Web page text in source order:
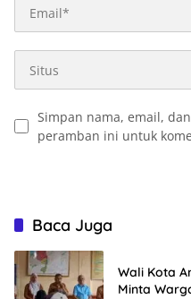
Simpan nama, email,
peramban ini untuk
Baca Juga
Wali Kota
Minta